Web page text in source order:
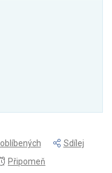
Sdílej
Připomeň